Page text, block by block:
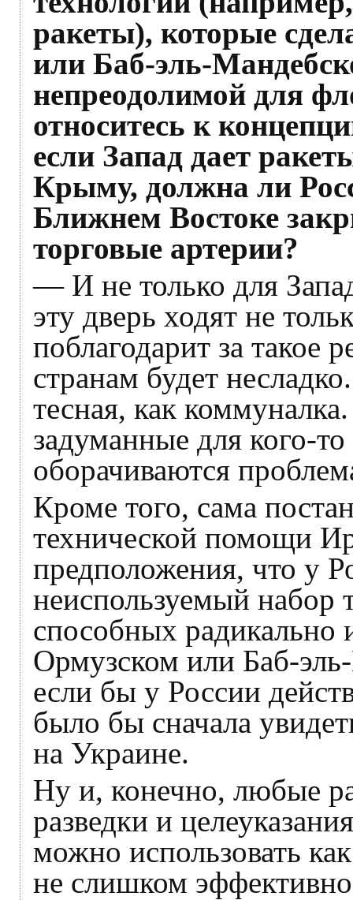
ракеты), которые
или Баб-эль-
непреодолимой для
относитесь к
если Запад дает
Крыму, должна ли
Ближнем Востоке
торговые артерии?
— И не только для
эту дверь ходят не
поблагодарит за такое
странам будет
тесная, как
задуманные для кого-
оборачиваются
Кроме того, сама
технической помощи
предположения, что у
неиспользуемый набор
способных радикально
Ормузском или Баб-
если бы у России
было бы сначала
на Украине.
Ну и, конечно, любые
разведки и
можно использовать
не слишком